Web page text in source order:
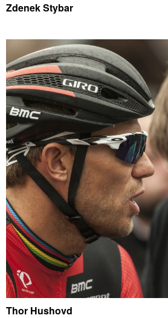
Zdenek Stybar
Thor Hushovd